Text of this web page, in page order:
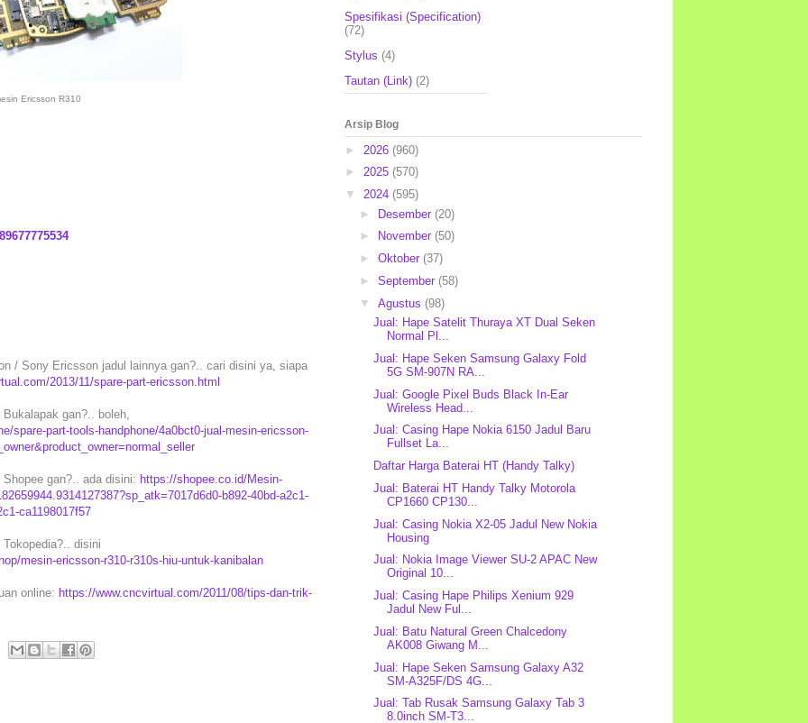
Ericsson R310
/ Sony Ericsson jadul lainnya gan?.. cari disini ya, siapa
2013/11/spare-part-ericsson.html
gan?.. boleh,
spare-part-tools-handphone/4a0bct0-jual-mesin-ericsson-
gan?.. ada disini: https://shopee.co.id/Mesin-
b892-40bd-a2c1-
ca1198017f57
disini
mesin-ericsson-r310-r310s-hiu-untuk-kanibalan
online: https://www.cncvirtual.com/2011/08/tips-dan-trik-
Spesifikasi (Specification)
(72)
Stylus (4)
Tautan (Link) (2)
Arsip Blog
► 2026 (960)
► 2025 (570)
▼ 2024 (595)
► Desember (20)
►
November (50)
► Oktober (37)
► September (58)
▼ Agustus (98)
Jual: Hape Satelit Thuraya XT Dual Seken
Normal Pl...
Jual: Hape Seken Samsung Galaxy Fold
5G SM-907N RA...
Jual: Google Pixel Buds Black In-Ear
Wireless Head...
Jual: Casing Hape Nokia 6150 Jadul Baru
Fullset La...
Daftar Harga Baterai HT (Handy Talky)
Jual: Baterai HT Handy Talky Motorola
CP1660 CP130...
Jual: Casing Nokia X2-05 Jadul New Nokia
Housing
Jual: Nokia Image Viewer SU-2 APAC New
Original 10...
Jual: Casing Hape Philips Xenium 929
Jadul New Ful...
Jual: Batu Natural Green Chalcedony
AK008 Giwang M...
Jual: Hape Seken Samsung Galaxy A32
SM-A325F/DS 4G...
Jual: Tab Rusak Samsung Galaxy Tab 3
8.0inch SM-T3...